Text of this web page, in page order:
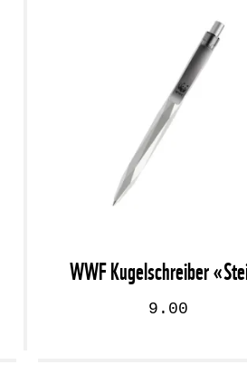
WWF Kugelschreiber
9.00